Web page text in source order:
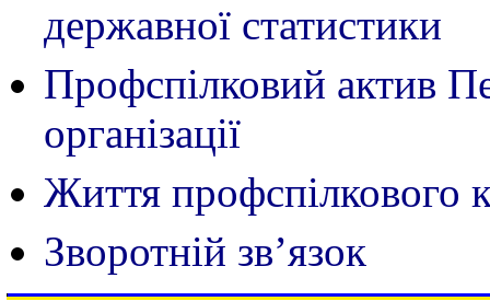
державної статистики
Профспілковий актив
організації
Життя профспілкового
Зворотній зв’язок